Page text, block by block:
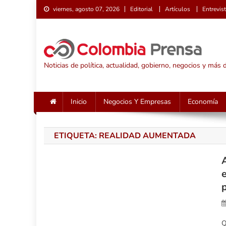
Saltar
al
viernes, agosto 07, 2026 Editorial Artículos
Noticias de política, actualidad, gobierno, negocios y más
Inicio Negocios Y Empresas Economía
ETIQUETA: REALIDAD AUMENTADA